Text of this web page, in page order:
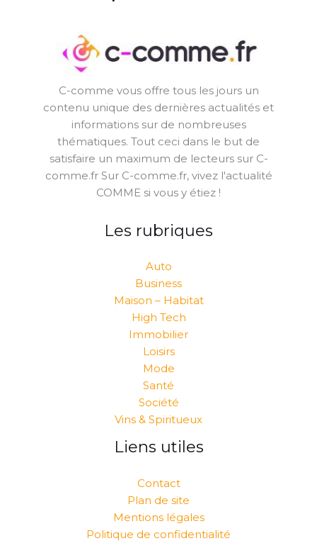
C-comme vous offre tous les jours un
contenu unique des dernières actualités et
informations sur de nombreuses
thématiques. Tout ceci dans le but de
satisfaire un maximum de lecteurs sur C-
comme.fr Sur C-comme.fr, vivez l'actualité
COMME si vous y étiez !
Les rubriques
Auto
Business
Maison – Habitat
High Tech
Immobilier
Loisirs
Mode
Santé
Société
Vins & Spiritueux
Liens utiles
Contact
Plan de site
Mentions légales
Politique de confidentialité